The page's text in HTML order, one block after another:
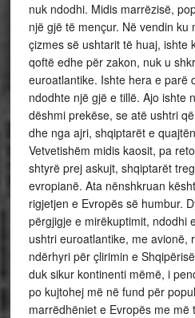
nuk ndodhi. Midis marrëzisë,
një gjë të mençur. Në vendin ku
çizmes së ushtarit të huaj, ishte
qoftë edhe për zakon, nuk u
euroatlantike. Ishte hera e parë
ndodhte një gjë e tillë. Ajo ishte
dëshmi prekëse, se atë ushtri
dhe nga ajri, shqiptarët e
Vetvetishëm midis kaosit, pa
shtyrë prej askujt, shqiptarët
evropianë. Ata nënshkruan
rigjetjen e Evropës së humbur.
përgjigje e mirëkuptimit, ndodhi
ushtri euroatlantike, me avionë,
ndërhyri për çlirimin e
duk sikur kontinenti mëmë, i
po kujtohej më në fund për
marrëdhëniet e Evropës me